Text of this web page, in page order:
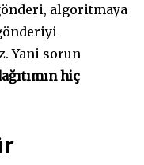
algoritmaya
Yani sorun
hiç